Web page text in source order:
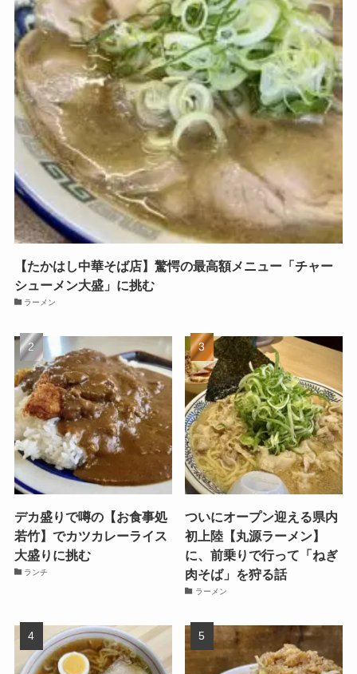
【たかはし中華そば店】驚愕の最高額メニュー「チャー
シューメン大盛」に挑む
ラーメン
デカ盛りで噂の【お食事処
若竹】でカツカレーライス
大盛りに挑む
ランチ
ついにオープン迎える県内
初上陸【丸源ラーメン】
に、前乗りで行って「ねぎ
肉そば」を狩る話
ラーメン